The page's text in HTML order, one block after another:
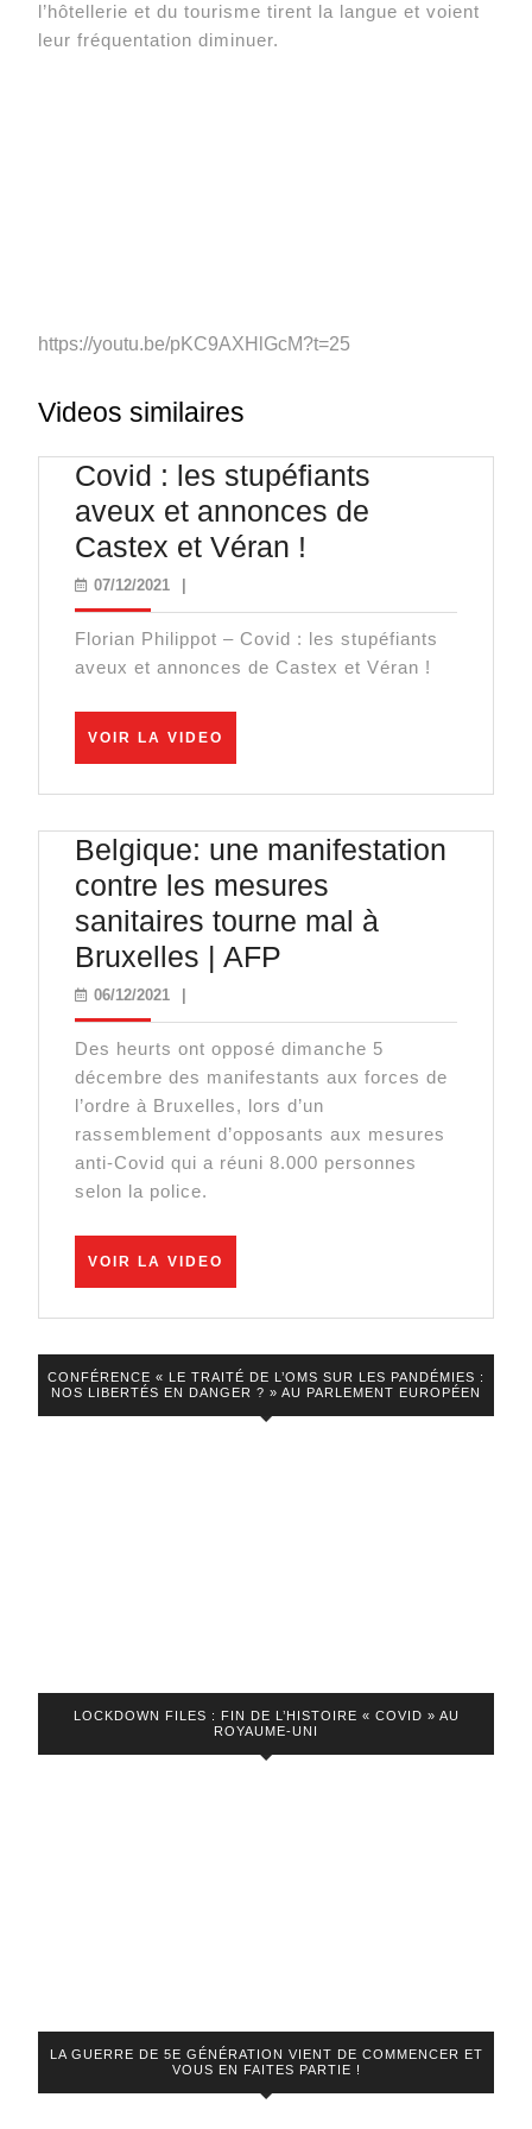
l’hôtellerie et du tourisme tirent la langue et voient
leur fréquentation diminuer.
https://youtu.be/pKC9AXHlGcM?t=25
Videos similaires
Covid : les stupéfiants
aveux et annonces de
Castex et Véran !
les
stupéfiants
de
Castex
et
Véran
!
07/12/202107/12/2021
Florian Philippot – Covid : les stupéfiants
aveux et annonces de Castex et Véran !
VOIR LA VIDEO
Belgique: une manifestation
contre les mesures
sanitaires tourne mal à
Bruxelles | AFP
manifestation
contre
les
mesures
sanitaires
Bruxelles
|
AFP
06/12/202106/12/2021
Des heurts ont opposé dimanche 5
décembre des manifestants aux forces de
l’ordre à Bruxelles, lors d’un
rassemblement d’opposants aux mesures
anti-Covid qui a réuni 8.000 personnes
selon la police.
VOIR LA VIDEO
CONFÉRENCE « LE TRAITÉ DE L’OMS SUR LES PANDÉMIES :
NOS LIBERTÉS EN DANGER ? » AU PARLEMENT EUROPÉEN
LOCKDOWN FILES : FIN DE L’HISTOIRE « COVID » AU
ROYAUME-UNI
LA GUERRE DE 5E GÉNÉRATION VIENT DE COMMENCER ET
VOUS EN FAITES PARTIE !